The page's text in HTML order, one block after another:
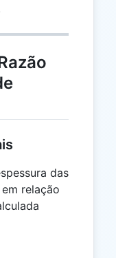
das
relação